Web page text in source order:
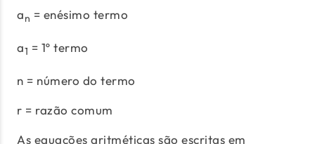
an = enésimo termo
a1 = 1º termo
n = número do termo
r = razão comum
As equações aritméticas são escritas em